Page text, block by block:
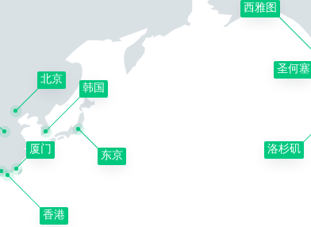
西雅图
圣何塞
洛杉矶
北京
厦门
香港
东京
韩国